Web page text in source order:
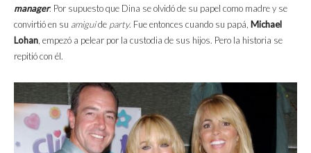
manager. Por supuesto que Dina se olvidó de su papel como madre y se
convirtió en su amiguide party. Fue entonces cuando su papá, Michael
Lohan, empezó a pelear por la custodia de sus hijos. Pero la historia se
repitió con él.